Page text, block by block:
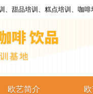
甜品培训、糕点培训、咖
欧艺简介